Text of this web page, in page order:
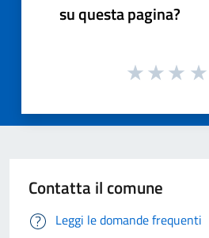
su questa pagina?
Contatta il comune
Leggi le domande frequenti